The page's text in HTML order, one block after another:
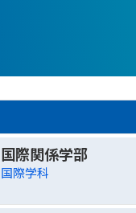
国際関係学部
国際学科